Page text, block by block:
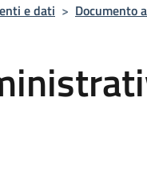
e dati > Documento